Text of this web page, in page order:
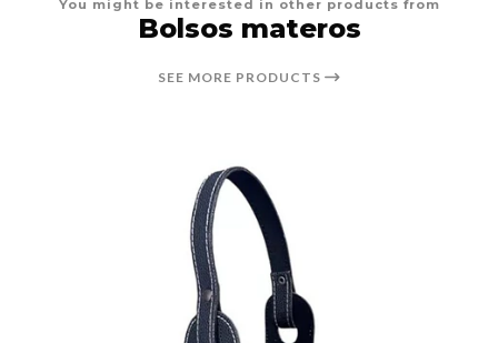
You might be interested in other products from
Bolsos materos
SEE MORE PRODUCTS